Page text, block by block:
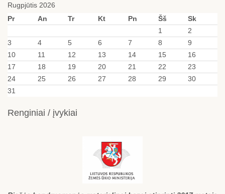
Rugpjūtis 2026
Pr
An Tr Kt Pn Šš
Sk
1
2
3
4 5 6 7 8
9
10
11 12 13 14 15
16
17
18 19 20 21 22
23
24
25 26 27 28 29
30
31
Renginiai / įvykiai